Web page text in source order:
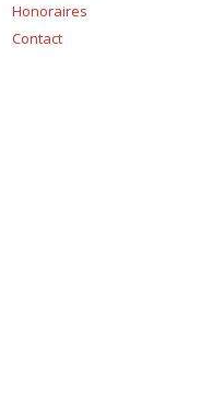
Honoraires
Contact